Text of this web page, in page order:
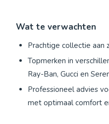
Wat te verwachten
Prachtige collectie aan
Topmerken in
Ray-Ban, Gucci en
Professioneel advies
met optimaal comfort